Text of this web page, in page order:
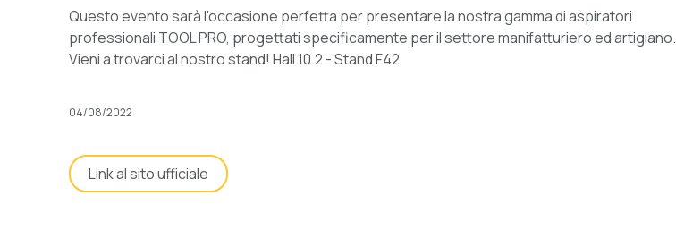
Questo evento sarà l'occasione perfetta per presentare la nostra gamma di aspiratori
professionali TOOL PRO, progettati specificamente per il settore manifatturiero ed artigiano.
Vieni a trovarci al nostro stand! Hall 10.2 - Stand F42
04/08/2022
Link al sito ufficiale